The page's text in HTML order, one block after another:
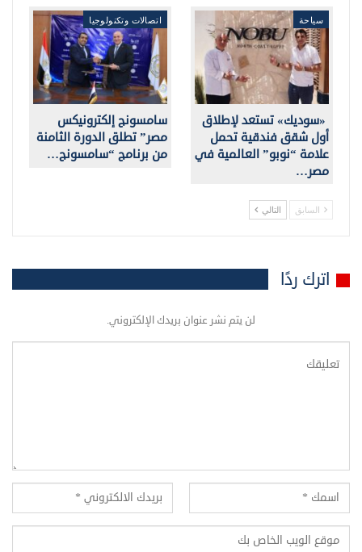
سياحة
«سوديك» تستعد لإطلاق
أول شقق فندقية تحمل
علامة “نوبو” العالمية في
مصر…
اتصالات وتكنولوجيا
سامسونج إلكترونيكس
مصر” تطلق الدورة الثامنة
من برنامج “سامسونج…
السابق التالي
اترك ردًا
لن يتم نشر عنوان بريدك الإلكتروني.